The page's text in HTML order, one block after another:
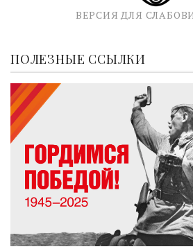
ВЕРСИЯ ДЛЯ
ПОЛЕЗНЫЕ ССЫЛКИ